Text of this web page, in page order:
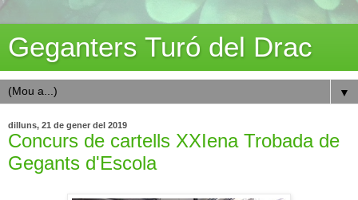
Geganters Turó del Drac
▼
dilluns, 21 de gener del 2019
Concurs de cartells XXIena Trobada de
Gegants d'Escola